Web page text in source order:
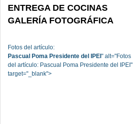
ENTREGA DE COCINAS
GALERÍA FOTOGRÁFICA
Fotos del artículo:
Pascual Poma Presidente del IPEI " alt="Fotos
del artículo: Pascual Poma Presidente del IPEI"
target="_blank">